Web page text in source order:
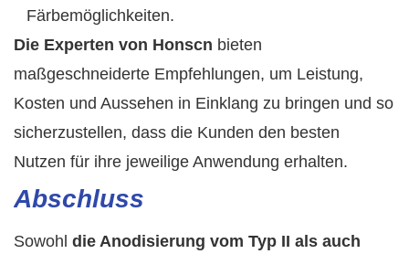
Färbemöglichkeiten.
Die Experten von Honscn bieten
maßgeschneiderte Empfehlungen, um Leistung,
Kosten und Aussehen in Einklang zu bringen und so
sicherzustellen, dass die Kunden den besten
Nutzen für ihre jeweilige Anwendung erhalten.
Abschluss
Sowohl die Anodisierung vom Typ II als auch